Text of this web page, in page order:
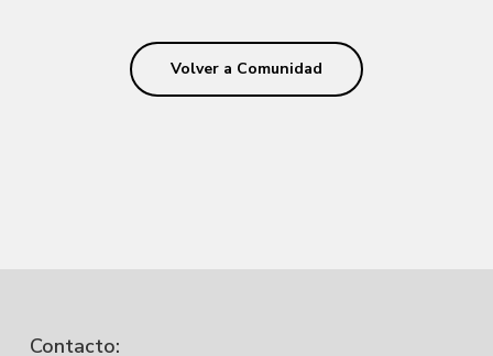
Volver a Comunidad
Contacto: